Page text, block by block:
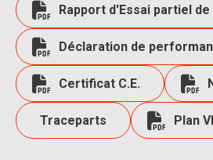
Rapport d'Essai partiel de
Déclaration de
Certificat C.E.
Traceparts Plan